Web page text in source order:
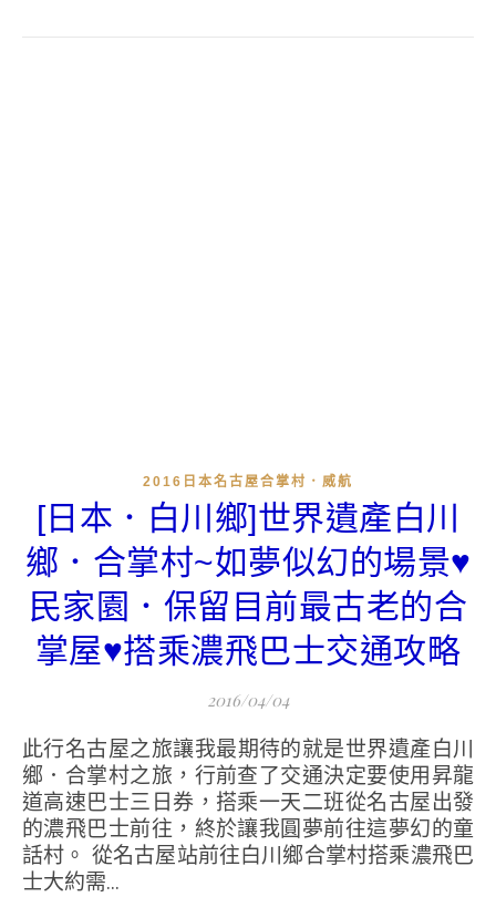
2016日本名古屋合掌村．威航
[日本．白川鄉]世界遺產白川
鄉．合掌村~如夢似幻的場景♥
民家園．保留目前最古老的合
掌屋♥搭乘濃飛巴士交通攻略
2016/04/04
此行名古屋之旅讓我最期待的就是世界遺產白川
鄉．合掌村之旅，行前查了交通決定要使用昇龍
道高速巴士三日券，搭乘一天二班從名古屋出發
的濃飛巴士前往，終於讓我圓夢前往這夢幻的童
話村。 從名古屋站前往白川鄉合掌村搭乘濃飛巴
士大約需...